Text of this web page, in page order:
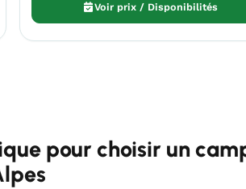
Voir prix / Disponibilités
pour choisir un